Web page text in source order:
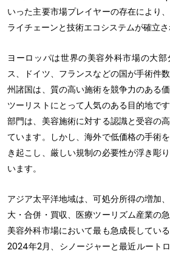
いった主要市場プレイヤーの存在により
ライチェーンと技術エコシステムが確立さ
ヨーロッパは世界の美容外科市場の大
ス、ドイツ、フランスなどの国が手術件
州諸国は、質の高い施術を競争力のある
ツーリストにとって人気のある目的地で
部門は、美容施術に対する認識と受容の
ています。しかし、海外で低価格の手術
き起こし、厳しい規制の必要性が浮き彫
います。
アジア太平洋地域は、可処分所得の増加
大・合併・買収、医療ツーリズム産業の
美容外科市場において最も急成長してい
2024年2月、シノージャーと最近ルート